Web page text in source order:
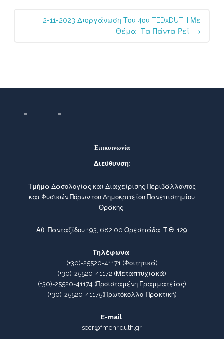
2-11-2023 Διοργάνωση Του 4ου TEDxDUTH Με
Θέμα “Τα Πάντα Ρεί” →
Επικοινωνία
Διεύθυνση:
Τμήμα Δασολογίας και Διαχείρισης Περιβάλλοντος
και Φυσικών Πόρων του Δημοκριτείου Πανεπιστημίου
Θράκης,
Αθ. Πανταζίδου 193, 682 00 Ορεστιάδα, Τ.Θ. 129
Τηλέφωνα:
(+30)-25520-41171(Φοιτητικά)
(+30)-25520-41172 (Μεταπτυχιακά)
(+30)-25520-41174 (Προϊσταμένη Γραμματείας)
(+30)-25520-41175(Πρωτόκολλο-Πρακτική)
E-mail:
secr@fmenr.duth.gr